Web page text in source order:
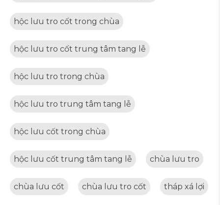
hộc lưu tro cốt trong chùa
hộc lưu tro cốt trung tâm tang lễ
hộc lưu tro trong chùa
hộc lưu tro trung tâm tang lễ
hộc lưu cốt trong chùa
hộc lưu cốt trung tâm tang lễ chùa lưu tro
chùa lưu cốt chùa lưu tro cốt tháp xá lợi